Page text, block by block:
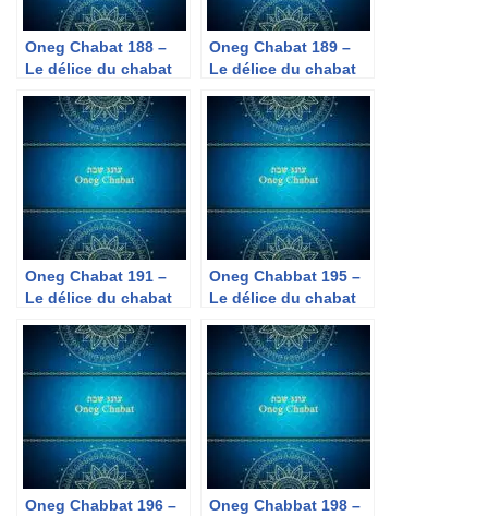
Oneg Chabat 188 –
Le délice du chabat
délice »
Oneg Chabat 189 –
Le délice du chabat
Oneg Chabat 191 –
Le délice du chabat
Oneg Chabbat 195 –
Le délice du chabat
cigarette chabat »
Oneg Chabbat 196 –
Oneg Chabbat 198 –